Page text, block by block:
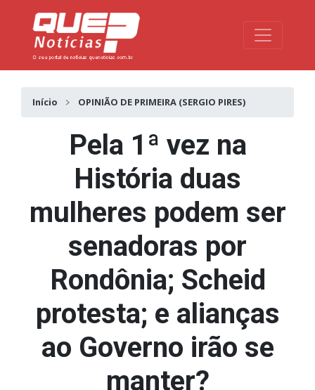
Toggle
Início OPINIÃO DE PRIMEIRA (SERGIO PIRES)
Pela 1ª vez na
História duas
mulheres podem ser
senadoras por
Rondônia; Scheid
protesta; e alianças
ao Governo irão se
manter?